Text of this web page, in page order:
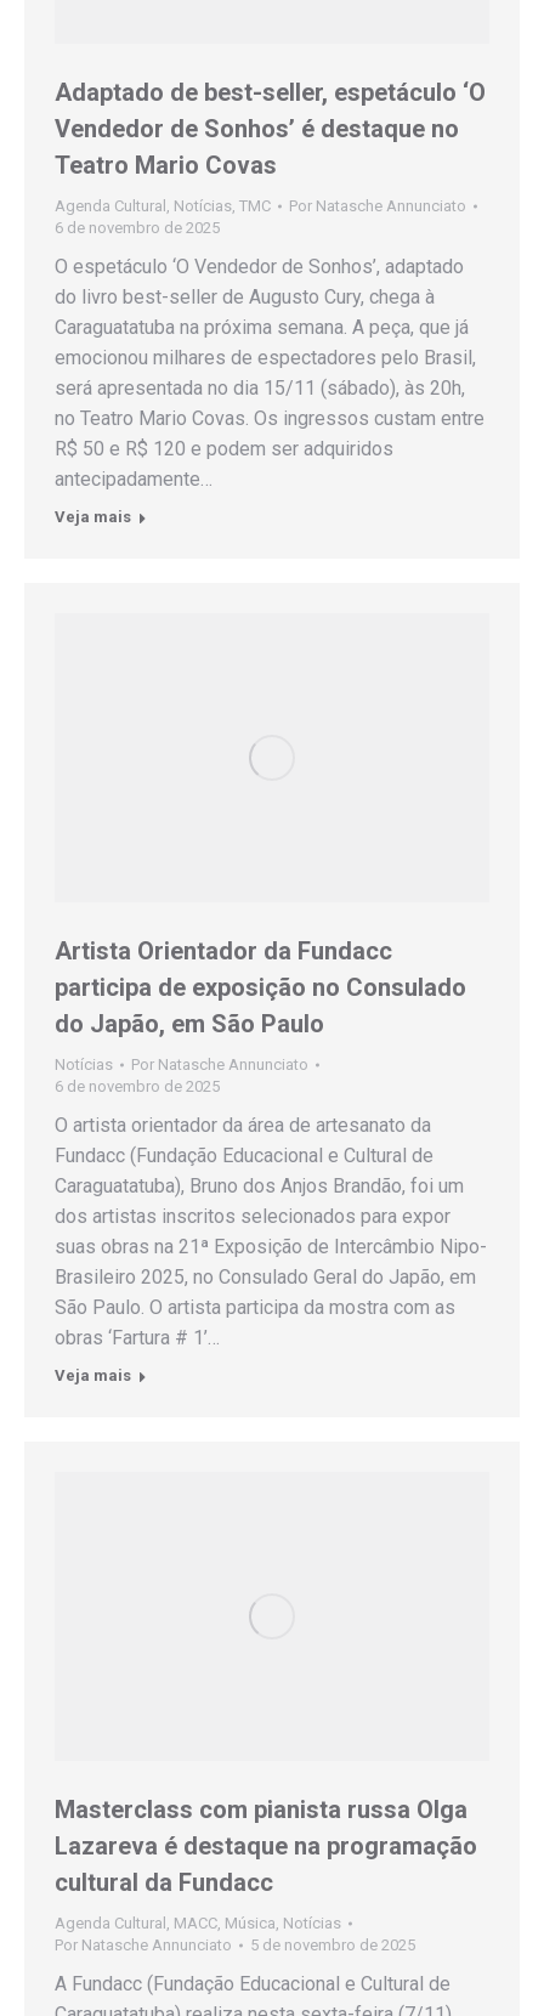
Adaptado de best-seller, espetáculo ‘O
Vendedor de Sonhos’ é destaque no
Teatro Mario Covas
Agenda Cultural , Notícias, TMC Por Natasche Annunciato
6 de novembro de 2025
O espetáculo ‘O Vendedor de Sonhos’, adaptado
do livro best-seller de Augusto Cury, chega à
Caraguatatuba na próxima semana. A peça, que já
emocionou milhares de espectadores pelo Brasil,
será apresentada no dia 15/11 (sábado), às 20h,
no Teatro Mario Covas. Os ingressos custam entre
R$ 50 e R$ 120 e podem ser adquiridos
antecipadamente…
Veja mais
Artista Orientador da Fundacc
participa de exposição no Consulado
do Japão, em São Paulo
Notícias Por Natasche Annunciato
6 de novembro de 2025
O artista orientador da área de artesanato da
Fundacc (Fundação Educacional e Cultural de
Caraguatatuba), Bruno dos Anjos Brandão, foi um
dos artistas inscritos selecionados para expor
suas obras na 21ª Exposição de Intercâmbio Nipo-
Brasileiro 2025, no Consulado Geral do Japão, em
São Paulo. O artista participa da mostra com as
obras ‘Fartura # 1’…
Veja mais
Masterclass com pianista russa Olga
Lazareva é destaque na programação
cultural da Fundacc
Agenda Cultural MACC Música Notícias
Por Natasche Annunciato 5 de novembro de 2025
A Fundacc (Fundação Educacional e Cultural de